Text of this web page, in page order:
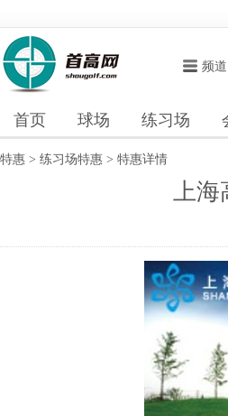
频道
首页 球场 练习场
特惠 > 练习场特惠 > 特惠详情
上海